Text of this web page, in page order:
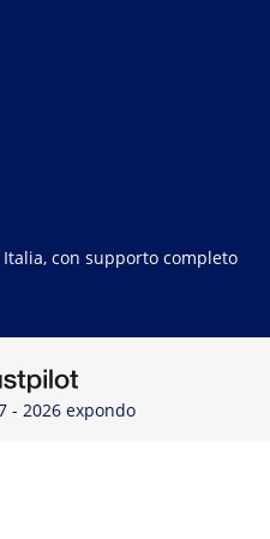
con supporto completo
- 2026 expondo